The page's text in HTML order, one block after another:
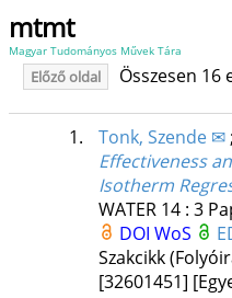
mtmt
Magyar Tudományos Művek Tára
Előző oldal Összesen 16
1. Tonk, Szende ✉;
Effectiveness
Isotherm
WATER 14: 3
DOI WoS
Szakcikk
[32601451]